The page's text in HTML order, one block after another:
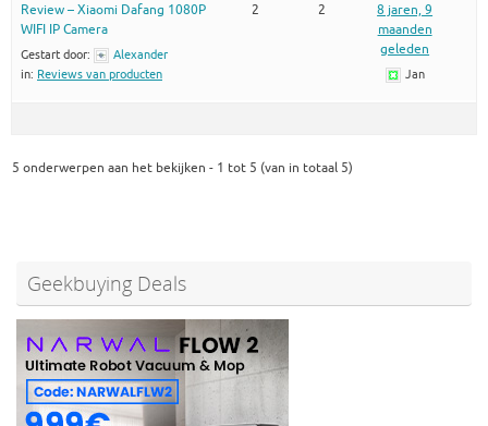
Review – Xiaomi Dafang 1080P
WIFI IP Camera
Gestart door:
Alexander
in: Reviews van producten
2 2
8 jaren, 9
maanden
geleden
Jan
5 onderwerpen aan het bekijken - 1 tot 5 (van in totaal 5)
Geekbuying Deals